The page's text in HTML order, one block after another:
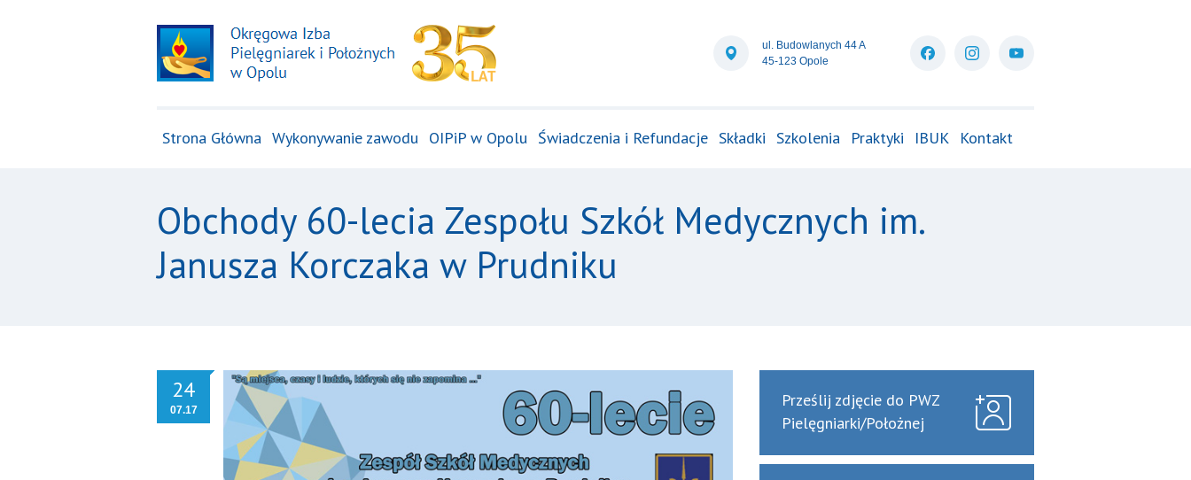
ul. Budowlanych 44 A
45-123 Opole
Strona Główna Wykonywanie zawodu OIPiP w Opolu Świadczenia i Refundacje Składki Szkolenia Praktyki IBUK Kontakt
Obchody 60-lecia Zespołu Szkół Medycznych im.
Janusza Korczaka w Prudniku
24
07.17
Prześlij zdjęcie do PWZ
Pielęgniarki/Położnej